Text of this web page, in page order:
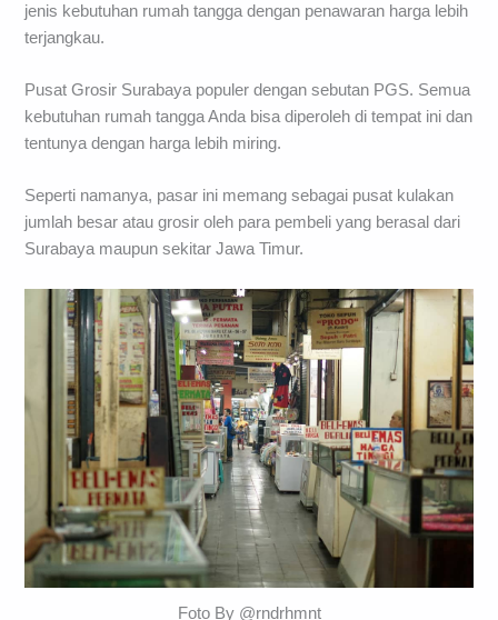
jenis kebutuhan rumah tangga dengan penawaran harga lebih
terjangkau.
Pusat Grosir Surabaya populer dengan sebutan PGS. Semua
kebutuhan rumah tangga Anda bisa diperoleh di tempat ini dan
tentunya dengan harga lebih miring.
Seperti namanya, pasar ini memang sebagai pusat kulakan
jumlah besar atau grosir oleh para pembeli yang berasal dari
Surabaya maupun sekitar Jawa Timur.
Foto By @rndrhmnt